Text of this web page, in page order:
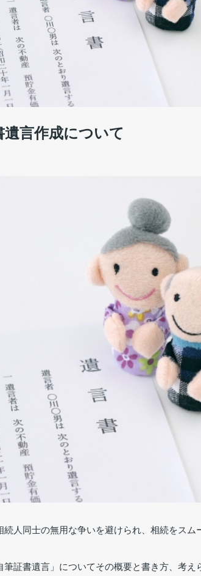
言作成について
人同士の無用な争いを避けられ、相続をスム
証書遺言」についてその概要と書き方、考え